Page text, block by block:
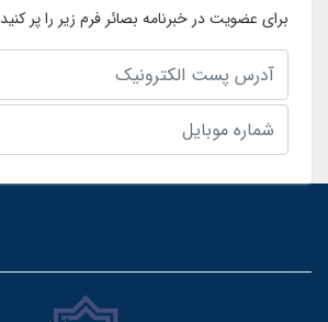
برای عضویت در خبرنامه بصائر فرم زیر را پر کنید